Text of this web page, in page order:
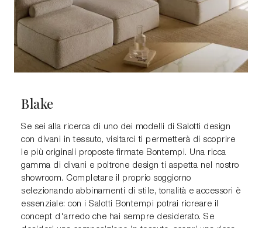
Blake
Se sei alla ricerca di uno dei modelli di Salotti design
con divani in tessuto, visitarci ti permetterà di scoprire
le più originali proposte firmate Bontempi. Una ricca
gamma di divani e poltrone design ti aspetta nel nostro
showroom. Completare il proprio soggiorno
selezionando abbinamenti di stile, tonalità e accessori è
essenziale: con i Salotti Bontempi potrai ricreare il
concept d'arredo che hai sempre desiderato. Se